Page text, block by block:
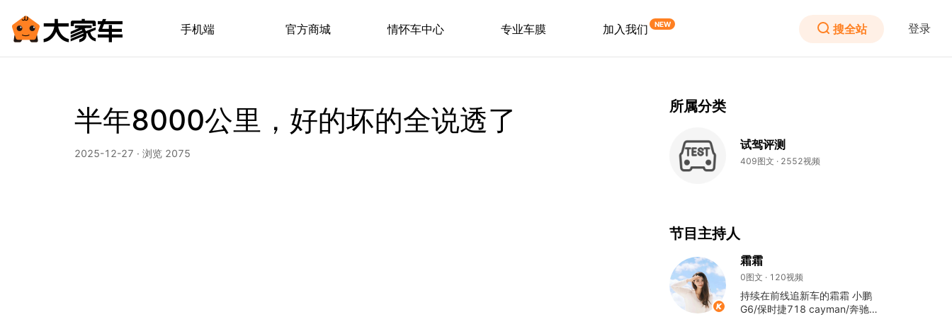
手机端 官方商城 情怀车中心 专业车膜 加入我们 搜全站 登录
半年8000公里，好的坏的全说透了
2025-12-27 · 浏览 2075
所属分类
试驾评测
409图文 · 2552视频
节目主持人
霜霜
0图文 · 120视频
持续在前线追新车的霜霜 小鹏
G6/保时捷718 cayman/奔驰